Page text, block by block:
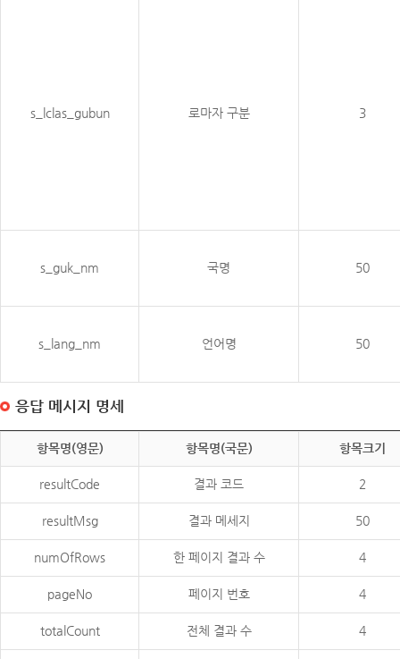
s_lclas_gubun 로마자 구분 3
s_guk_nm 국명 50
s_lang_nm 언어명 50
응답 메시지 명세
항목명(영문) 항목명(국문) 항목크기
resultCode 결과 코드 2
resultMsg 결과 메세지 50
numOfRows 한 페이지 결과 수 4
pageNo 페이지 번호 4
totalCount 전체 결과 수 4